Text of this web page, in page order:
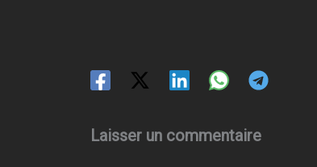
Laisser un commentaire